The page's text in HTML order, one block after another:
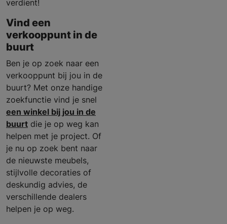
verdient!
Vind een
verkooppunt in de
buurt
Ben je op zoek naar een
verkooppunt bij jou in de
buurt? Met onze handige
zoekfunctie vind je snel
een winkel bij jou in de
buurt die je op weg kan
helpen met je project. Of
je nu op zoek bent naar
de nieuwste meubels,
stijlvolle decoraties of
deskundig advies, de
verschillende dealers
helpen je op weg.